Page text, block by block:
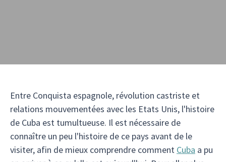
Entre Conquista espagnole, révolution castriste et
relations mouvementées avec les Etats Unis, l'histoire
de Cuba est tumultueuse. Il est nécessaire de
connaître un peu l'histoire de ce pays avant de le
visiter, afin de mieux comprendre comment Cuba a pu